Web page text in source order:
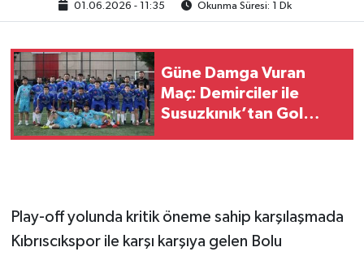
01.06.2026 - 11:35 Okunma Süresi: 1 Dk
Güne Damga Vuran
Maç: Demirciler ile
Susuzkınık’tan Gol
Play-off yolunda kritik öneme sahip karşılaşmada
Kıbrıscıkspor ile karşı karşıya gelen Bolu